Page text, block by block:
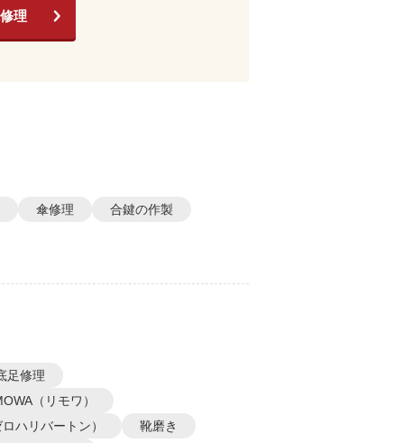
理
傘修理 合鍵の作製
足修理
（リモワ）
ハリバートン）
靴磨き